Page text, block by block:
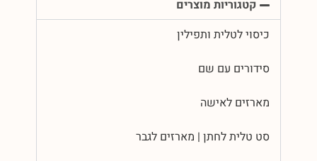
קטגוריות מוצרים
כיסוי לטלית ותפילין
סידורים עם שם
מארזים לאישה
סט טלית לחתן | מארזים לגבר